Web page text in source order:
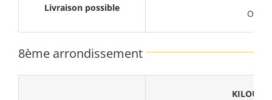
Livraison possible
Oui
8ème arrondissement